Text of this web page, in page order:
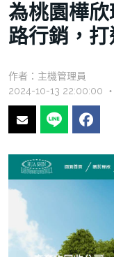
為桃園樺
路行銷，打
作者： 主機管理員
2024-10-13 22:00:00